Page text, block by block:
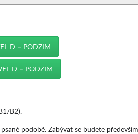
D – PODZIM
D – PODZIM
B2).
podobě. Zabývat se budete především